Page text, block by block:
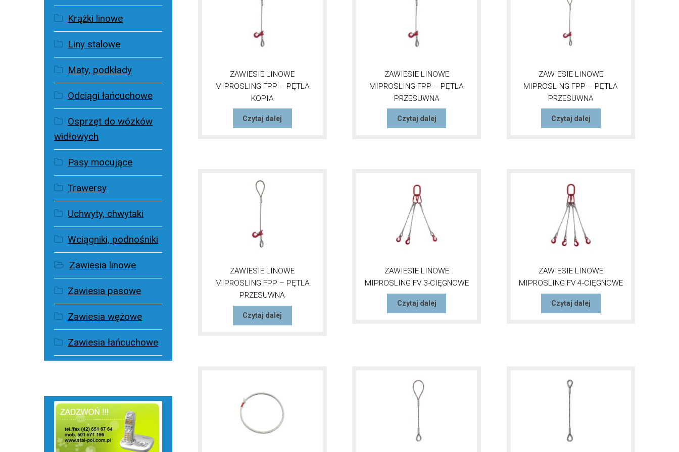
ZAWIESIE LINOWE
MIPROSLING FPP – PĘTLA
KOPIA
Czytaj dalej
ZAWIESIE LINOWE
MIPROSLING FPP – PĘTLA
PRZESUWNA
Czytaj dalej
ZAWIESIE LINOWE
MIPROSLING FPP – PĘTLA
PRZESUWNA
Czytaj dalej
ZAWIESIE LINOWE
MIPROSLING FPP – PĘTLA
PRZESUWNA
Czytaj dalej
ZAWIESIE LINOWE
MIPROSLING FV 3-CIĘGNOWE
Czytaj dalej
ZAWIESIE LINOWE
MIPROSLING FV 4-CIĘGNOWE
Czytaj dalej
Krążki linowe
Liny stalowe
Maty, podkłady
Odciągi łańcuchowe
Osprzęt do wózków
widłowych
Pasy mocujące
Trawersy
Uchwyty, chwytaki
Wciągniki, podnośniki
Zawiesia linowe
Zawiesia pasowe
Zawiesia wężowe
Zawiesia łańcuchowe